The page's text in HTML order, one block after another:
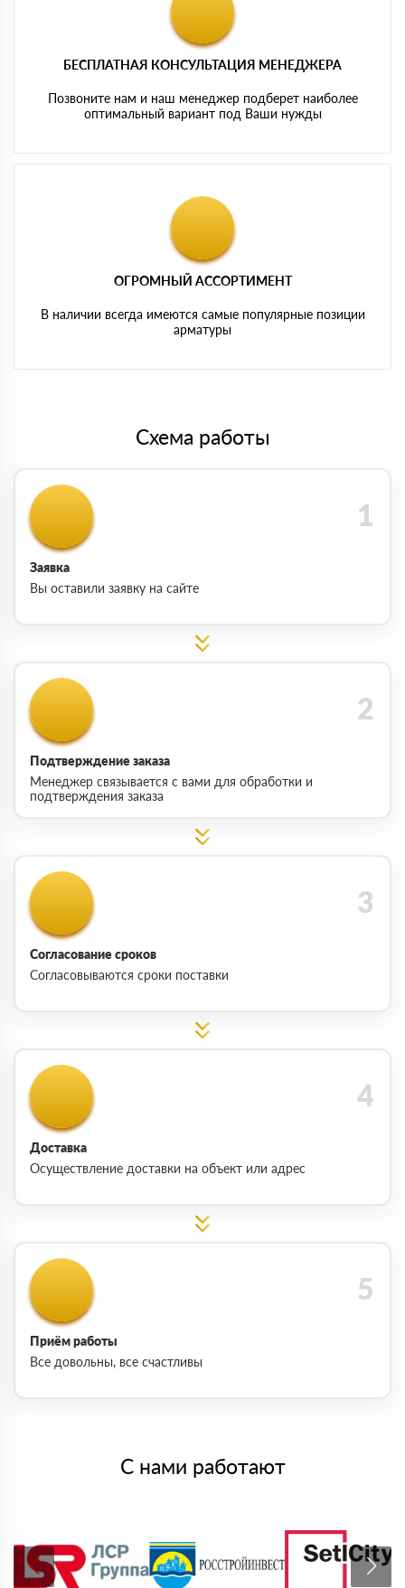
БЕСПЛАТНАЯ КОНСУЛЬТАЦИЯ МЕНЕДЖЕРА
Позвоните нам и наш менеджер подберет наиболее
оптимальный вариант под Ваши нужды
ОГРОМНЫЙ АССОРТИМЕНТ
В наличии всегда имеются самые популярные позиции
арматуры
Схема работы
Заявка
Вы оставили заявку на сайте
Подтверждение заказа
Менеджер связывается с вами для обработки и
подтверждения заказа
Согласование сроков
Согласовываются сроки поставки
Доставка
Осуществление доставки на объект или адрес
Приём работы
Все довольны, все счастливы
С нами работают